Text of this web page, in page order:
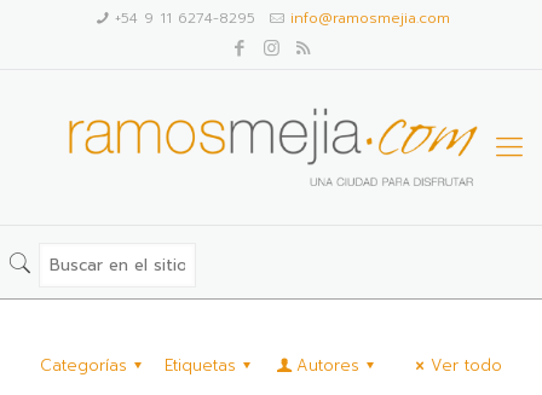
+54 9 11 6274-8295 info@ramosmejia.com
Categorías Etiquetas Autores Ver todo